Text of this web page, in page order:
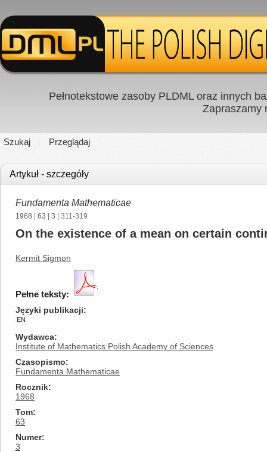
Pełnotekstowe zasoby PLDML oraz innych
Zapraszamy
Szukaj Przeglądaj
Artykuł - szczegóły
Fundamenta Mathematicae
1968 63 3 | 311-319
On the existence of a mean on certain
Kermit Sigmon
Pełne teksty:
Języki publikacji
EN
Wydawca
Institute of Mathematics Polish Academy of Sciences
Czasopismo
Fundamenta Mathematicae
Rocznik
1968
Tom
63
Numer
3